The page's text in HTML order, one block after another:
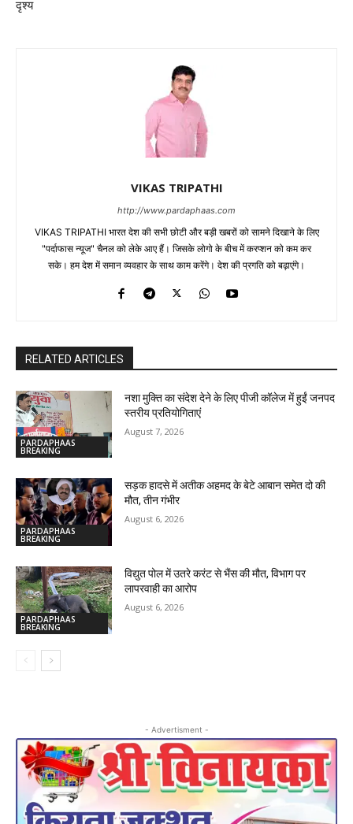
दृश्य
VIKAS TRIPATHI
http://www.pardaphaas.com
VIKAS TRIPATHI भारत देश की सभी छोटी और बड़ी खबरों को सामने दिखाने के लिए
"पर्दाफास न्यूज" चैनल को लेके आए हैं। जिसके लोगो के बीच में करप्शन को कम कर
सके। हम देश में समान व्यवहार के साथ काम करेंगे। देश की प्रगति को बढ़ाएंगे।
RELATED ARTICLES
PARDAPHAAS
BREAKING
नशा मुक्ति का संदेश देने के लिए पीजी कॉलेज में हुईं जनपद
स्तरीय प्रतियोगिताएं
August 7, 2026
PARDAPHAAS
BREAKING
सड़क हादसे में अतीक अहमद के बेटे आबान समेत दो की
मौत, तीन गंभीर
August 6, 2026
PARDAPHAAS
BREAKING
विद्युत पोल में उतरे करंट से भैंस की मौत, विभाग पर
लापरवाही का आरोप
August 6, 2026
- Advertisment -